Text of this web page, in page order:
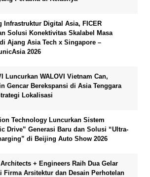
Infrastruktur Digital Asia, FICER
Solusi Konektivitas Skalabel Masa
Ajang Asia Tech x Singapore –
2026
Luncurkan WALOVI Vietnam Can,
Gencar Berekspansi di Asia Tenggara
Lokalisasi
Technology Luncurkan Sistem
Drive” Generasi Baru dan Solusi “Ultra-
di Beijing Auto Show 2026
Architects + Engineers Raih Dua Gelar
Firma Arsitektur dan Desain Perhotelan